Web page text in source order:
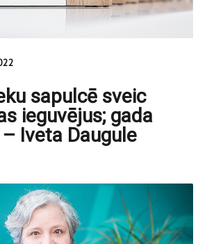
sapulcē sveic
ieguvējus; gada
Iveta Daugule